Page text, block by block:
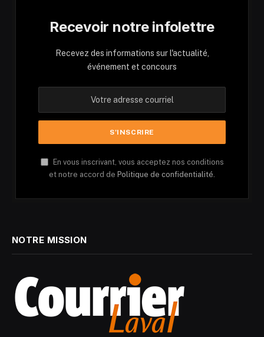
Recevoir notre infolettre
Recevez des informations sur l'actualité,
événement et concours
En vous inscrivant, vous acceptez nos conditions
et notre accord de Politique de confidentialité.
NOTRE MISSION